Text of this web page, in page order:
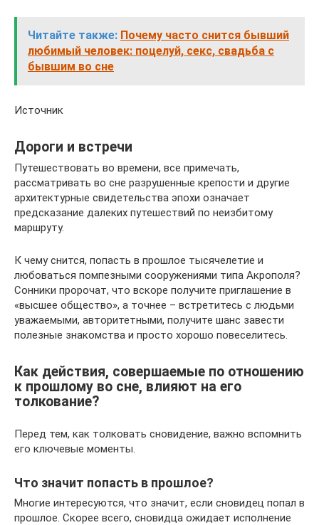
Читайте также: Почему часто снится бывший
любимый человек: поцелуй, секс, свадьба с
бывшим во сне
Источник
Дороги и встречи
Путешествовать во времени, все примечать,
рассматривать во сне разрушенные крепости и другие
архитектурные свидетельства эпохи означает
предсказание далеких путешествий по неизбитому
маршруту.
К чему снится, попасть в прошлое тысячелетие и
любоваться помпезными сооружениями типа Акрополя?
Сонники пророчат, что вскоре получите приглашение в
«высшее общество», а точнее – встретитесь с людьми
уважаемыми, авторитетными, получите шанс завести
полезные знакомства и просто хорошо повеселитесь.
Как действия, совершаемые по отношению
к прошлому во сне, влияют на его
толкование?
Перед тем, как толковать сновидение, важно вспомнить
его ключевые моменты.
Что значит попасть в прошлое?
Многие интересуются, что значит, если сновидец попал в
прошлое. Скорее всего, сновидца ожидает исполнение